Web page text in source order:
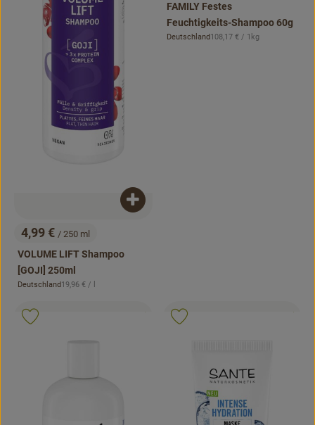
, Preis:
4,99 € / 250 ml
VOLUME LIFT Shampoo
[GOJI] 250ml
, Herkunft:
Deutschland, Referenzpreis:
19,96 € / l
Produkt zum Warenkorb hinzufügen
FAMILY Festes
Feuchtigkeits-Shampoo 60g
, Herkunft:
Deutschland, Referenzpreis:
108,17 € / 1kg
, Verband:
. ,
.